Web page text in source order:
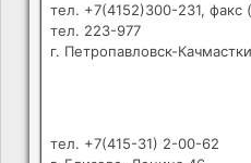
тел. +7(4152)300-231, факс
тел. 223-977
г. Петропавловск-
тел. +7(415-31) 2-00-62